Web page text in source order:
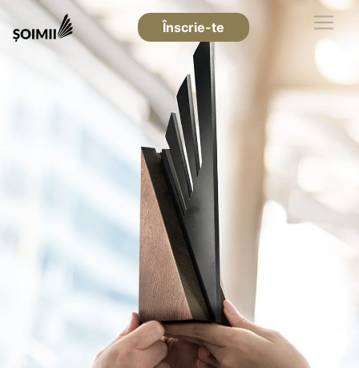
Înscrie-te